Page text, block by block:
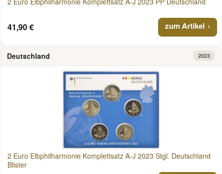
41,90 € zum Artikel
Deutschland 2023
2 Euro Elbphilharmonie Komplettsatz A-J 2023 Stgl. Deutschland
Blister